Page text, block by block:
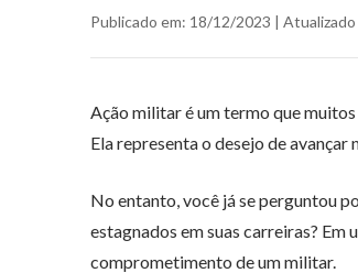
Publicado em: 18/12/2023 |
Ação militar é um termo que
Ela representa o desejo de
No entanto, você já se perguntou
estagnados em suas carreiras?
comprometimento de um militar.